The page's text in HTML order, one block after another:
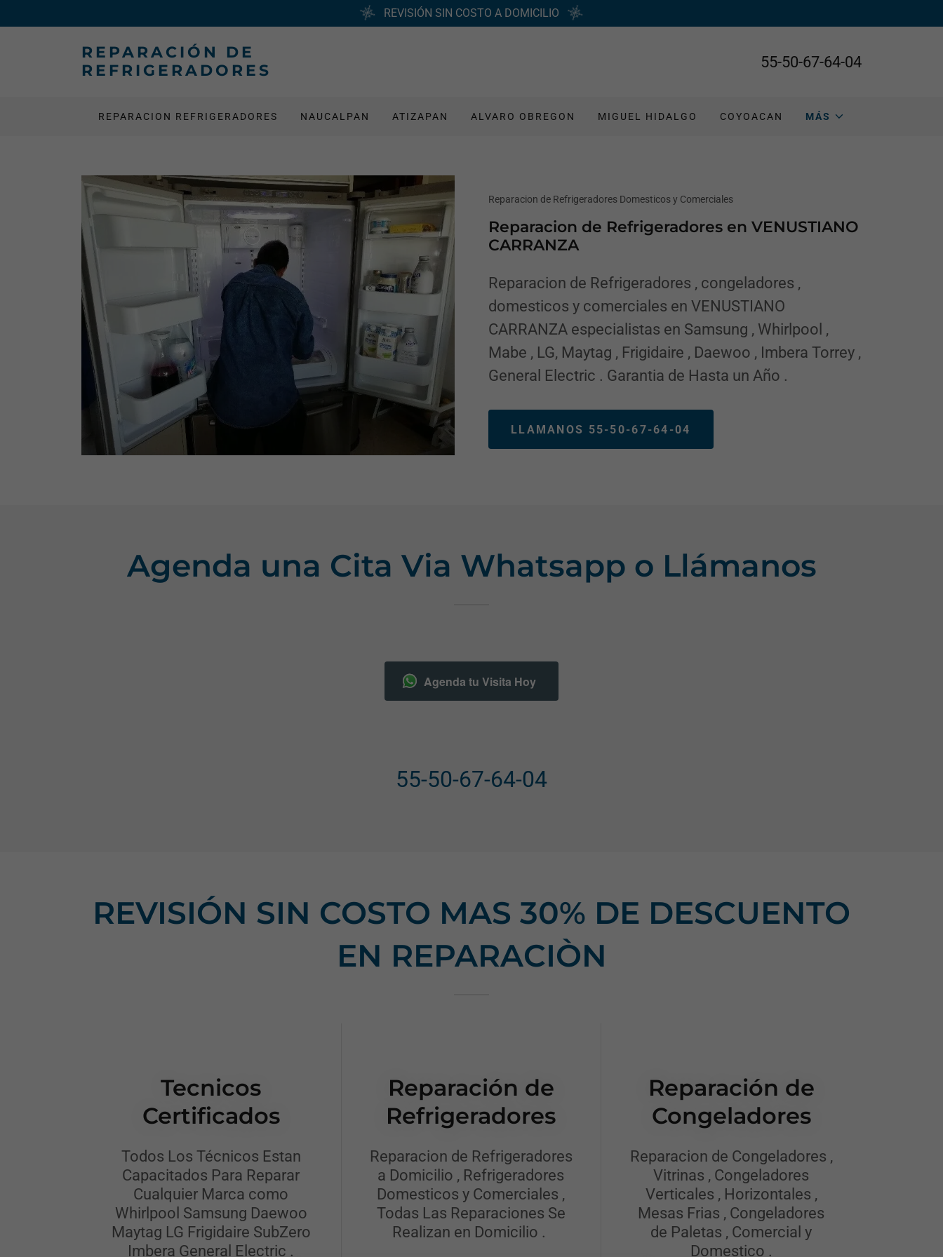
REVISIÓN SIN COSTO A DOMICILIO
REPARACIÓN DE
REFRIGERADORES
55-50-67-64-04
REPARACION REFRIGERADORES NAUCALPAN ATIZAPAN ALVARO OBREGON MIGUEL HIDALGO COYOACAN MÁS
Reparacion de Refrigeradores Domesticos y Comerciales
Reparacion de Refrigeradores en VENUSTIANO
CARRANZA
Reparacion de Refrigeradores , congeladores ,
domesticos y comerciales en VENUSTIANO
CARRANZA especialistas en Samsung , Whirlpool ,
Mabe , LG, Maytag , Frigidaire , Daewoo , Imbera Torrey ,
General Electric . Garantia de Hasta un Año .
LLAMANOS 55-50-67-64-04
Agenda una Cita Via Whatsapp o Llámanos
Agenda tu Visita Hoy
55-50-67-64-04
REVISIÓN SIN COSTO MAS 30% DE DESCUENTO
EN REPARACIÒN
Tecnicos
Certificados
Todos Los Técnicos Estan
Capacitados Para Reparar
Cualquier Marca como
Whirlpool Samsung Daewoo
Maytag LG Frigidaire SubZero
Imbera General Electric .
Reparación de
Refrigeradores
Reparacion de Refrigeradores
a Domicilio , Refrigeradores
Domesticos y Comerciales ,
Todas Las Reparaciones Se
Realizan en Domicilio .
Reparación de
Congeladores
Reparacion de Congeladores ,
Vitrinas , Congeladores
Verticales , Horizontales ,
Mesas Frias , Congeladores
de Paletas , Comercial y
Domestico .